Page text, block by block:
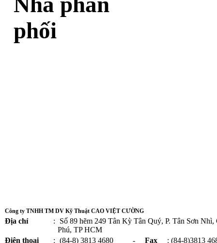
phối
Công ty TNHH TM DV Kỹ Thuật CAO VIỆT CƯỜNG
Địa chỉ :
Số 89 hẽm 249 Tân Kỳ Tân Quý, P. Tân Sơn Nhì,
Phú, TP HCM
Điện thoại
: (84-8) 3813 4680 - Fax
: (84-8)3813